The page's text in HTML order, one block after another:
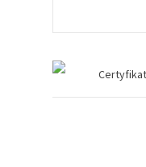
Certyfikat